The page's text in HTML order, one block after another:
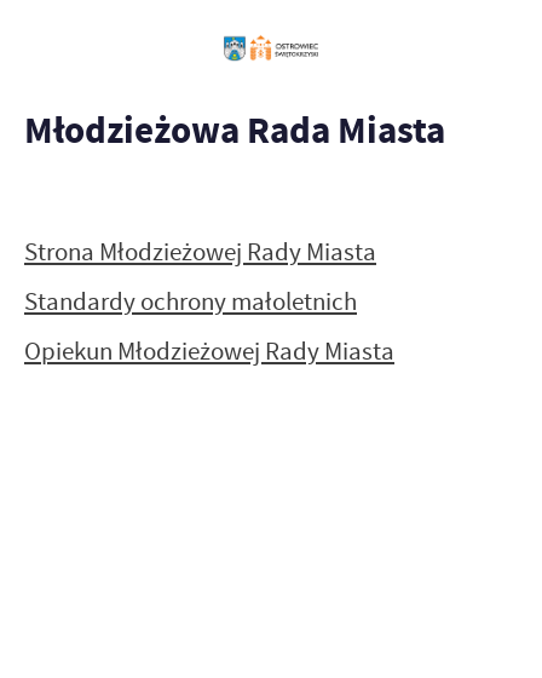
Młodzieżowa Rada Miasta
Strona Młodzieżowej Rady Miasta
Standardy ochrony małoletnich
Opiekun Młodzieżowej Rady Miasta